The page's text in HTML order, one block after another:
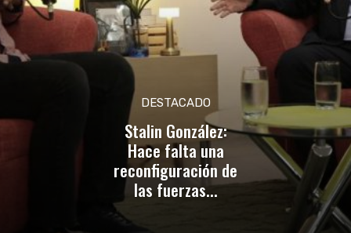
DESTACADO
Stalin González:
Hace falta una
reconfiguración de
las fuerzas...